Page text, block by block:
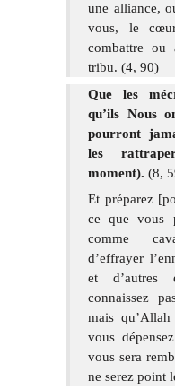
une alliance,
vous, le
combattre ou
tribu. (4, 90)
Que les
qu’ils Nous
pourront
les
moment). (8,
Et préparez
ce que vous
comme
d’effrayer
et d’autres
connaissez
mais
vous
vous sera
ne serez point